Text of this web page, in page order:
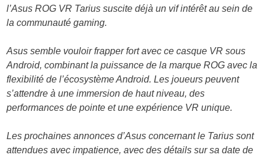
l’Asus ROG VR Tarius suscite déjà un vif intérêt au sein de
la communauté gaming.
Asus semble vouloir frapper fort avec ce casque VR sous
Android, combinant la puissance de la marque ROG avec la
flexibilité de l’écosystème Android. Les joueurs peuvent
s’attendre à une immersion de haut niveau, des
performances de pointe et une expérience VR unique.
Les prochaines annonces d’Asus concernant le Tarius sont
attendues avec impatience, avec des détails sur sa date de